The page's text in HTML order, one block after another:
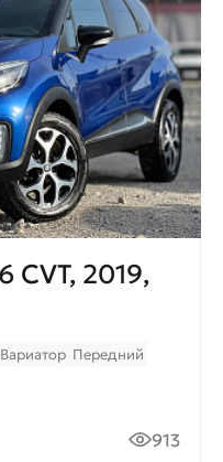
CVT, 2019,
Вариатор Передний
913